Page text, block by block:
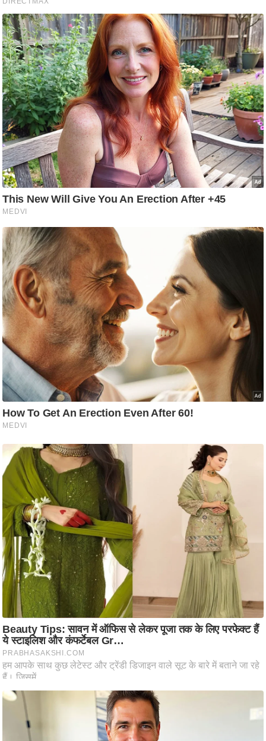
/
फै
श
न
घ
रे
लू
नु
स्खे
प
र्य
ट
न
स्थ
ल
फि
ट
ने
स
मं
रि
ले
श
न
शि
प
रा
ज
नी
ति
वि
श्ले
ष
ण
स
म
सा
म
यि
क
मा
भू